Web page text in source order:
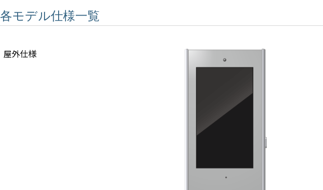
各モデル仕様一覧
屋外仕様